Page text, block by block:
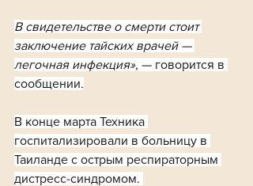
В свидетельстве о смерти стоит
заключение тайских врачей —
легочная инфекция», — говорится в
сообщении.
В конце марта Техника
госпитализировали в больницу в
Таиланде с острым респираторным
дистресс-синдромом.